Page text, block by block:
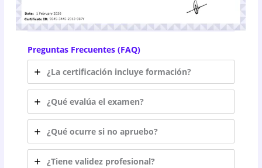
Preguntas Frecuentes (FAQ)
¿La certificación incluye formación?
¿Qué evalúa el examen?
¿Qué ocurre si no apruebo?
¿Tiene validez profesional?